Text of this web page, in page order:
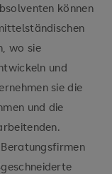
Experten
Begründung
können
wo sie
und
sie die
und die